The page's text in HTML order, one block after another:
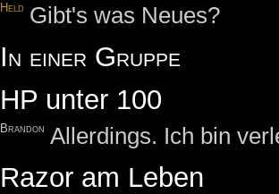
Held Gibt's was Neues?
In einer Gruppe
HP unter 100
Brandon Allerdings. Ich bin
Razor am Leben